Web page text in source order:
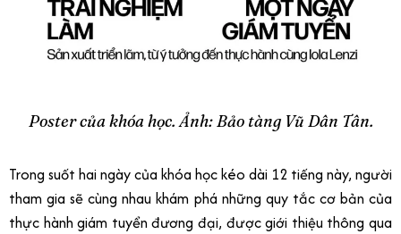
Poster của khóa học. Ảnh: Bảo tàng Vũ Dân Tân.
Trong suốt hai ngày của khóa học kéo dài 12 tiếng này, người
tham gia sẽ cùng nhau khám phá những quy tắc cơ bản của
thực hành giám tuyển đương đại, được giới thiệu thông qua